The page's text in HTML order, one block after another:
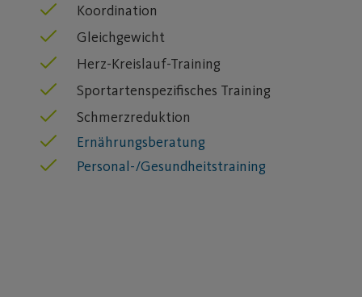
Koordination
Gleichgewicht
Herz-Kreislauf-Training
Sportartenspezifisches Training
Schmerzreduktion
Ernährungsberatung
Personal-/Gesundheitstraining